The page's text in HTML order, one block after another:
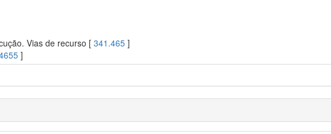
Vias de recurso [341.465 ]
]